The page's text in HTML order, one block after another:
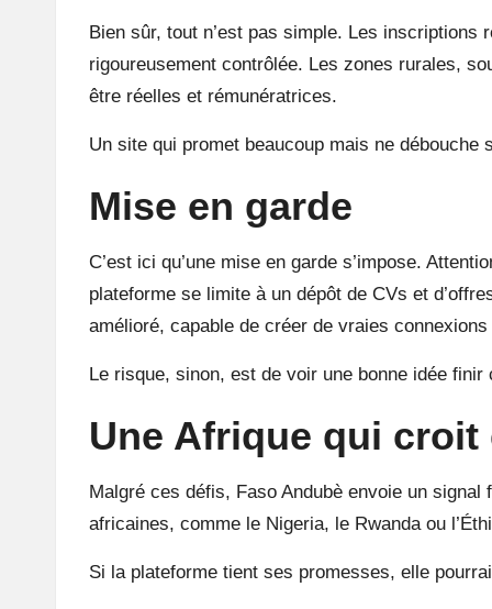
Bien sûr, tout n’est pas simple. Les
rigoureusement contrôlée. Les zones rurales,
être réelles et rémunératrices.
Un site qui promet beaucoup mais ne débouche
Mise en garde
C’est ici qu’une mise en garde s’impose.
plateforme se limite à un dépôt de CVs et
amélioré, capable de créer de vraies
Le risque, sinon, est de voir une bonne idée finir
Une Afrique qui croit
Malgré ces défis, Faso Andubè envoie un
africaines, comme le Nigeria, le Rwanda ou
Si la plateforme tient ses promesses, elle